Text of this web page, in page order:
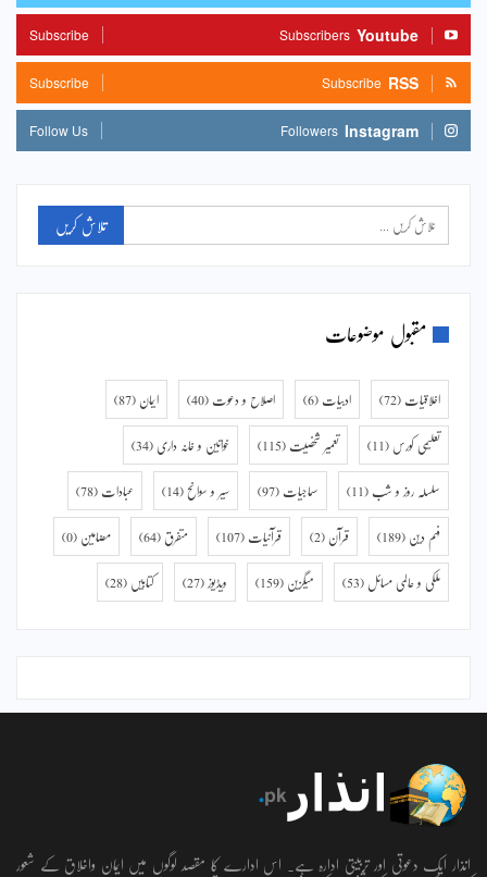
Youtube
Subscribers
Subscribe
RSS
Subscribe
Subscribe
Instagram
Followers
Follow Us
مقبول موضوعات
اخلاقیات (72) ادبیات (6) اصلاح و دعوت (40) ایمان (87)
تعلیمی کورس (11) تعمیر شخصیت (115) خواتین و خانہ داری (34)
سلسلہ روز و شب (11) سماجیات (97) سیر و سوانح (14) عبادات (78)
فہم دین (189) قرآن (2) قرآنیات (107) متفرق (64) مضامین (0)
ملکی و عالمی مسائل (53) میگزین (159) ویڈیوز (27) کتابیں (28)
انذار ایک دعوتی اور تربیتی ادارہ ہے۔ اس ادارے کا مقصد لوگوں میں ایمان واخلاق کے شعور